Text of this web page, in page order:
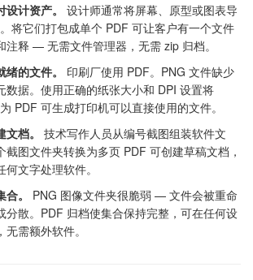
计资产。
设计师通常将屏幕、原型或图表导
将它们打包成单个 PDF 可让客户有一个文件
注释 — 无需文件管理器，无需 zip 归档。
的文件。
印刷厂使用 PDF。PNG 文件缺少
数据。使用正确的纸张大小和 DPI 设置将
PDF 可生成打印机可以直接使用的文件。
档。
技术写作人员从编号截图组装软件文
截图文件夹转换为多页 PDF 可创建草稿文档，
文字处理软件。
。
PNG 图像文件夹很脆弱 — 文件会被重命
分散。PDF 归档使集合保持完整，可在任何设
需额外软件。